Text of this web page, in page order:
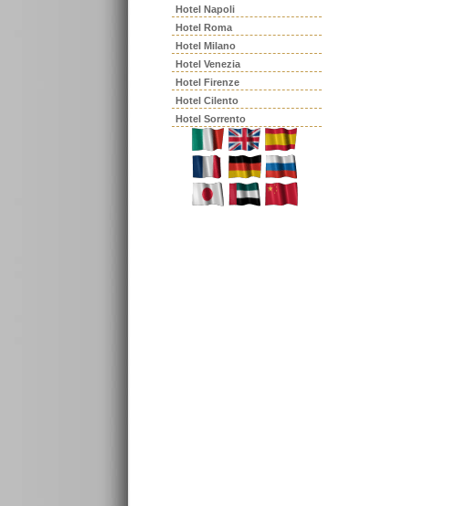
Hotel Napoli
Hotel Roma
Hotel Milano
Hotel Venezia
Hotel Firenze
Hotel Cilento
Hotel Sorrento